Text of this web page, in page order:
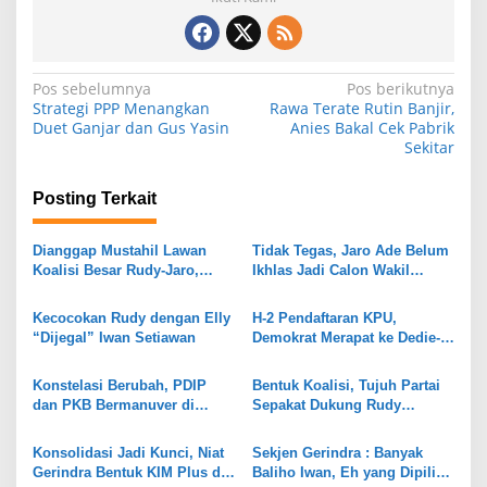
N
a
i
g
a
s
i
p
s
Pos sebelumnya
Strategi PPP Menangkan
Duet Ganjar dan Gus Yasin
Pos berikutnya
Rawa Terate Rutin Banjir,
Anies Bakal Cek Pabrik
Sekitar
Posting Terkait
Dianggap Mustahil Lawan
Koalisi Besar Rudy-Jaro,
Pelengkap Pilkada
Tidak Tegas, Jaro Ade Belum
Ikhlas Jadi Calon Wakil
Kecocokan Rudy dengan Elly
“Dijegal” Iwan Setiawan
H-2 Pendaftaran KPU,
Demokrat Merapat ke Dedie-
Konstelasi Berubah, PDIP
dan PKB Bermanuver di
MK
Bentuk Koalisi, Tujuh Partai
Sepakat Dukung Rudy
Bogor
Konsolidasi Jadi Kunci, Niat
Gerindra Bentuk KIM Plus di
Sekjen Gerindra : Banyak
Baliho Iwan, Eh yang Dipilih